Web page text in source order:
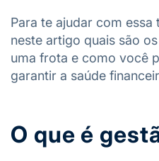
Para te ajudar com
neste artigo quais são
uma frota e como você
garantir a saúde
O que é